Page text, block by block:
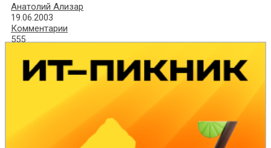
Анатолий Ализар
19.06.2003
Комментарии
555